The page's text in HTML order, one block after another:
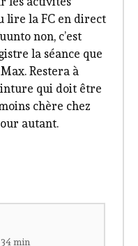
lire la FC en direct
non, c’est
la séance que
Restera à
qui doit être
chère chez
autant.
34 min